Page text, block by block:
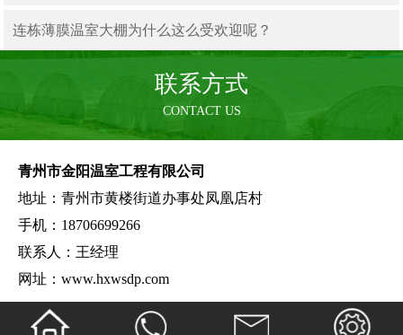
连栋薄膜温室大棚为什么这么受欢迎呢？
联系方式
CONTACT US
青州市金阳温室工程有限公司
地址：青州市黄楼街道办事处凤凰店村
手机：18706699266
联系人：王经理
网址：www.hxwsdp.com